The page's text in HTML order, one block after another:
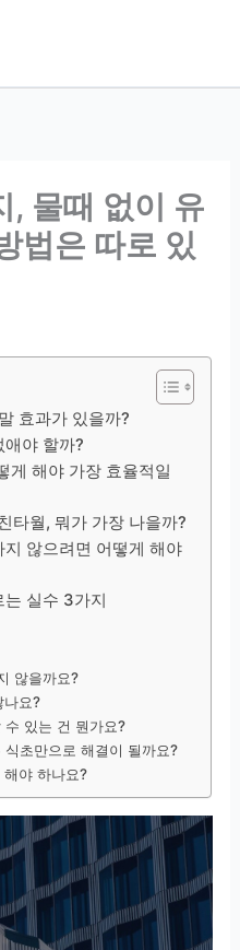
, 물때 없이 유
법은 따로 있
효과가 있을까?
애야 할까?
게 해야 가장 효율적일
타월, 뭐가 가장 나을까?
않으려면 어떻게 해야
는 실수 3가지
않을까요?
나요?
수 있는 건 뭔가요?
초만으로 해결이 될까요?
야 하나요?